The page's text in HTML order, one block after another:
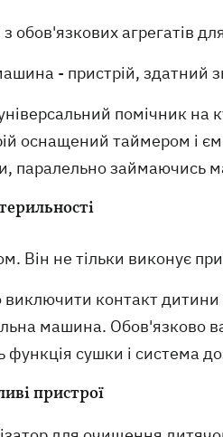
обов'язкових агрегатів
- пристрій, здатний
помічник на
оснащений таймером і
паралельно займаючись
Він не тільки виконує
контакт
машина. Обов'язково
функція сушки і система
пристрої